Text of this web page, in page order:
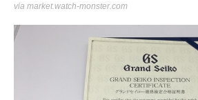
via market.watch-monster.com